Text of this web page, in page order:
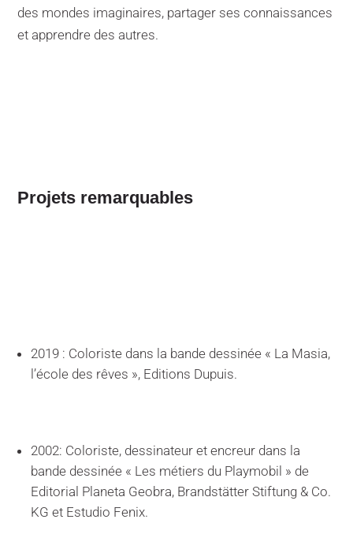
des mondes imaginaires, partager ses connaissances
et apprendre des autres.
Projets remarquables
2019 : Coloriste dans la bande dessinée « La Masia,
l’école des rêves », Editions Dupuis.
2002: Coloriste, dessinateur et encreur dans la
bande dessinée « Les métiers du Playmobil » de
Editorial Planeta Geobra, Brandstätter Stiftung & Co.
KG et Estudio Fenix.